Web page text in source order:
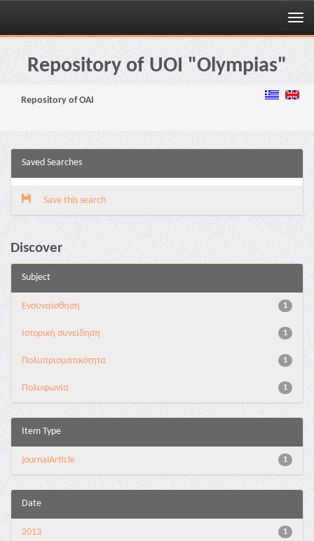
Skip
navigationRepository of UOI "Olympias"
Repository of OAI
Saved Searches
Save this search
Discover
Subject
1
Ενσυναίσθηση
1
Ιστορική συνείδηση
1
Πολυπρισματικότητα
1
Πολυφωνία
Item Type
1
journalArticle
Date
1
2013